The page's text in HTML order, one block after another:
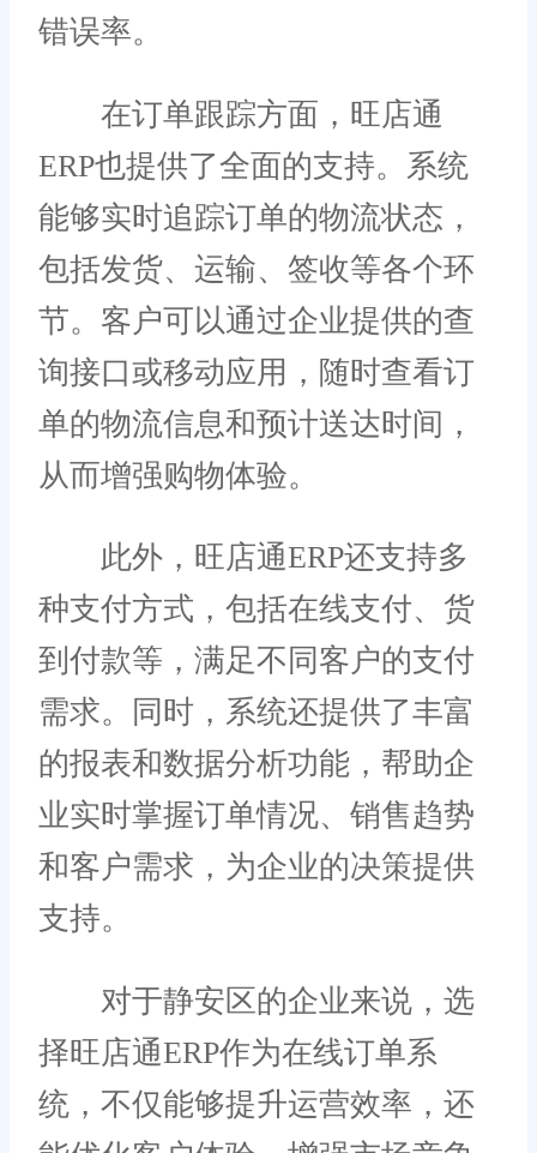
错误率。
在订单跟踪方面，旺店通
ERP也提供了全面的支持。系统
能够实时追踪订单的物流状态，
包括发货、运输、签收等各个环
节。客户可以通过企业提供的查
询接口或移动应用，随时查看订
单的物流信息和预计送达时间，
从而增强购物体验。
此外，旺店通ERP还支持多
种支付方式，包括在线支付、货
到付款等，满足不同客户的支付
需求。同时，系统还提供了丰富
的报表和数据分析功能，帮助企
业实时掌握订单情况、销售趋势
和客户需求，为企业的决策提供
支持。
对于静安区的企业来说，选
择旺店通ERP作为在线订单系
统，不仅能够提升运营效率，还